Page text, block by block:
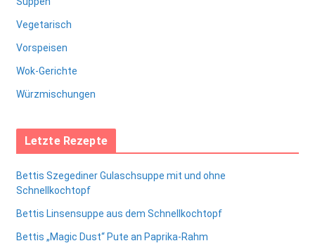
Vegetarisch
Vorspeisen
Wok-Gerichte
Würzmischungen
Letzte Rezepte
Bettis Szegediner Gulaschsuppe mit und ohne
Schnellkochtopf
Bettis Linsensuppe aus dem Schnellkochtopf
Bettis „Magic Dust“ Pute an Paprika-Rahm